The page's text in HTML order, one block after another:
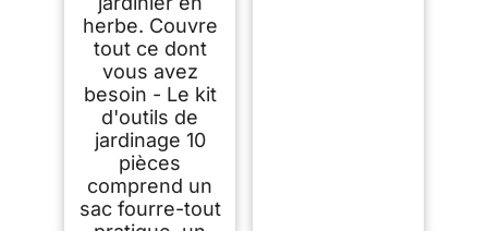
herbe. Couvre
tout ce dont
vous avez
besoin - Le kit
d'outils de
jardinage 10
pièces
comprend un
sac fourre-tout